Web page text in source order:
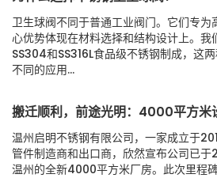
卫生球阀不同于普通工业阀门。它们专
心优势体现在材料选择和结构设计上。我
SS304和SS316L食品级不锈钢制成，这
不同的应用...
搬迁顺利，前途光明：4000平方米
温州启明不锈钢有限公司，一家成立于
管件制造商和出口商，欣然宣布公司已
温州的全新4000平方米厂房。此次里程